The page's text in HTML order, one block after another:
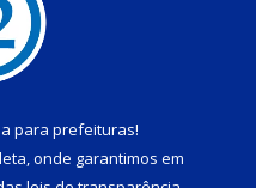
para prefeituras!
onde garantimos em